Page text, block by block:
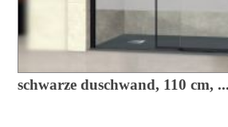
schwarze duschwand, 110 cm, ...